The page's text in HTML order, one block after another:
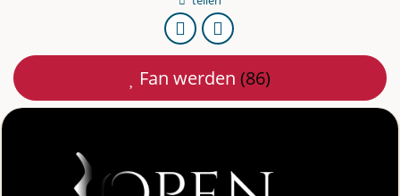
URL
kopieren
Per
E-
Mail
teilen
Fan werden (86)